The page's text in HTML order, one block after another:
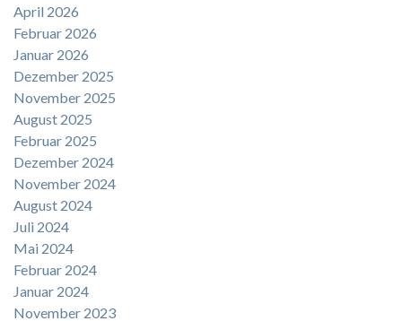
April 2026
Februar 2026
Januar 2026
Dezember 2025
November 2025
August 2025
Februar 2025
Dezember 2024
November 2024
August 2024
Juli 2024
Mai 2024
Februar 2024
Januar 2024
November 2023